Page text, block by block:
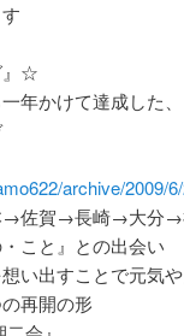
』☆
年かけて達成した
archive/2009/
佐賀→長崎→大分→
こと』との出会い
い出すことで元気
再開の形